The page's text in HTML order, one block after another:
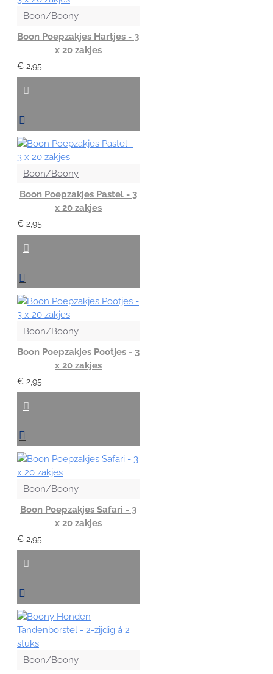
Boon/Boony
Boon Poepzakjes Hartjes - 3
x 20 zakjes
€ 2,95
Boon/Boony
Boon Poepzakjes Pastel - 3
x 20 zakjes
€ 2,95
Boon/Boony
Boon Poepzakjes Pootjes - 3
x 20 zakjes
€ 2,95
Boon/Boony
Boon Poepzakjes Safari - 3
x 20 zakjes
€ 2,95
Boon/Boony